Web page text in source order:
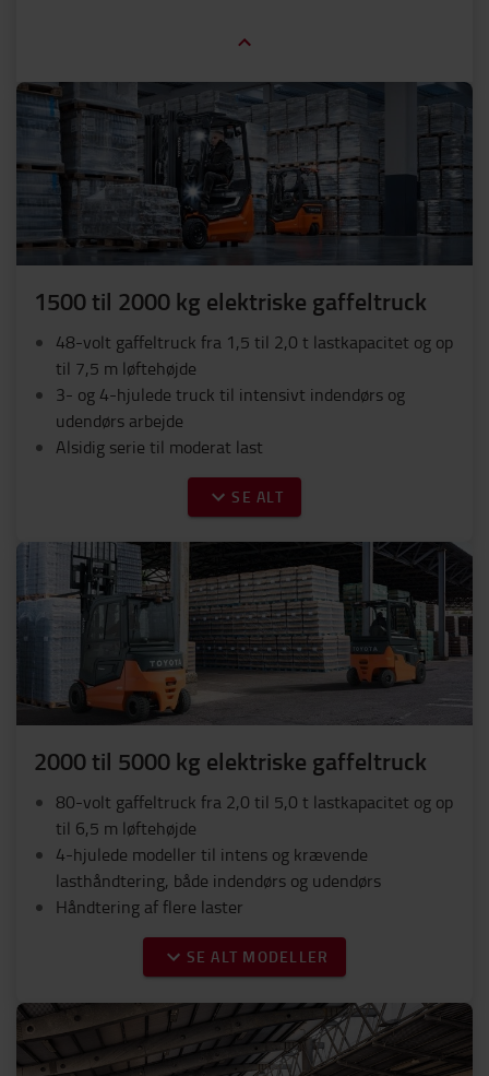
1500 til 2000 kg elektriske gaffeltruck
48-volt gaffeltruck fra 1,5 til 2,0 t lastkapacitet og op
til 7,5 m løftehøjde
3- og 4-hjulede truck til intensivt indendørs og
udendørs arbejde
Alsidig serie til moderat last
SE ALT
2000 til 5000 kg elektriske gaffeltruck
80-volt gaffeltruck fra 2,0 til 5,0 t lastkapacitet og op
til 6,5 m løftehøjde
4-hjulede modeller til intens og krævende
lasthåndtering, både indendørs og udendørs
Håndtering af flere laster
SE ALT MODELLER